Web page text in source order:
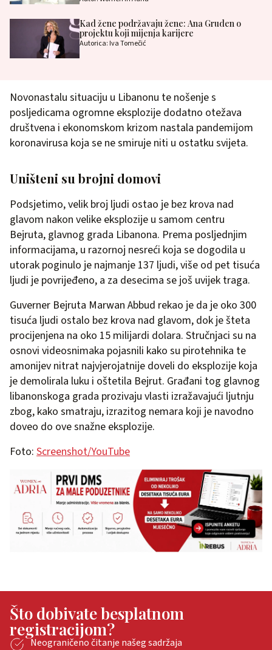
Kad žene podržavaju žene: Ana Gruden o
projektu koji mijenja karijere
Autorica: Iva Tomečić
Novonastalu situaciju u Libanonu te nošenje s
posljedicama ogromne eksplozije dodatno otežava
društvena i ekonomskom krizom nastala pandemijom
koronavirusa koja se ne smiruje niti u ostatku svijeta.
Uništeni su brojni domovi
Podsjetimo, velik broj ljudi ostao je bez krova nad
glavom nakon velike eksplozije u samom centru
Bejruta, glavnog grada Libanona. Prema posljednjim
informacijama, u razornoj nesreći koja se dogodila u
utorak poginulo je najmanje 137 ljudi, više od pet tisuća
ljudi je povrijeđeno, a za desecima se još uvijek traga.
Guverner Bejruta Marwan Abbud rekao je da je oko 300
tisuća ljudi ostalo bez krova nad glavom, dok je šteta
procijenjena na oko 15 milijardi dolara. Stručnjaci su na
osnovi videosnimaka pojasnili kako su pirotehnika te
amonijev nitrat najvjerojatnije doveli do eksplozije koja
je demolirala luku i oštetila Bejrut. Građani tog glavnog
libanonskoga grada prozivaju vlasti izražavajući ljutnju
zbog, kako smatraju, izrazitog nemara koji je navodno
doveo do ove snažne eksplozije.
Foto: Screenshot/YouTube
Što dobivate besplatnom
registracijom?
Neograničeno čitanje našeg sadržaja